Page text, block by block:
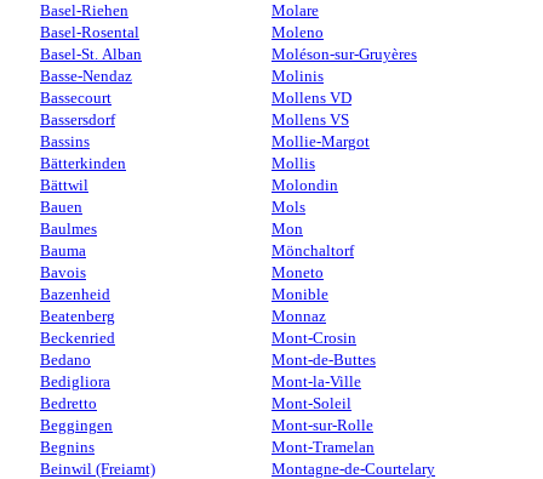
Basel-Riehen
Basel-Rosental
Basel-St. Alban
Basse-Nendaz
Bassecourt
Bassersdorf
Bassins
Bätterkinden
Bättwil
Bauen
Baulmes
Bauma
Bavois
Bazenheid
Beatenberg
Beckenried
Bedano
Bedigliora
Bedretto
Beggingen
Begnins
Beinwil (Freiamt)
Molare
Moleno
Moléson-sur-Gruyères
Molinis
Mollens VD
Mollens VS
Mollie-Margot
Mollis
Molondin
Mols
Mon
Mönchaltorf
Moneto
Monible
Monnaz
Mont-Crosin
Mont-de-Buttes
Mont-la-Ville
Mont-Soleil
Mont-sur-Rolle
Mont-Tramelan
Montagne-de-Courtelary